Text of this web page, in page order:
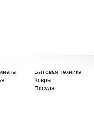
Бытовая техника
Ковры
Посуда